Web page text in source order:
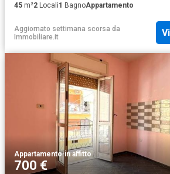
45 m²2 Locali1 BagnoAppartamento
Aggiornato settimana scorsa da
Immobiliare.it
Appartamento·in affitto
700 €